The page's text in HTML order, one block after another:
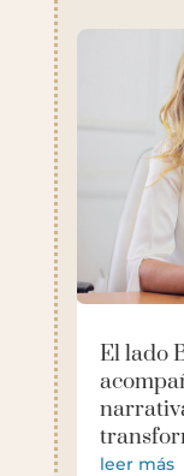
El lado
leer más